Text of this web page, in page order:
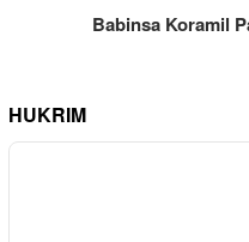
Babinsa Koramil
HUKRIM